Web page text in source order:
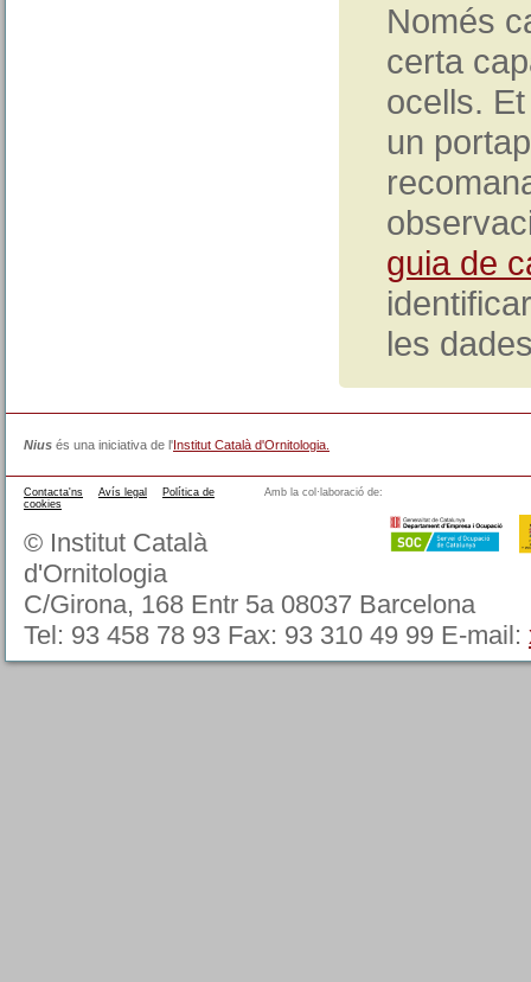
Només
certa
ocells.
un
guia de
les
Nius és una iniciativa de l'Institut Català d'Ornitologia.
Amb la col·laboració de:
Contacta'ns Avís legal
Política de
cookies
© Institut Català
d'Ornitologia
C/Girona, 168 Entr 5a 08037 Barcelona
Tel: 93 458 78 93 Fax: 93 310 49 99 E-mail: